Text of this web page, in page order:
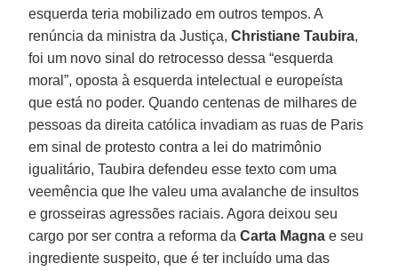
esquerda teria mobilizado em outros tempos. A
renúncia da ministra da Justiça,Christiane Taubira,
foi um novo sinal do retrocesso dessa “esquerda
moral”, oposta à esquerda intelectual e europeísta
que está no poder. Quando centenas de milhares de
pessoas da direita católica invadiam as ruas de Paris
em sinal de protesto contra a lei do matrimônio
igualitário, Taubira defendeu esse texto com uma
veemência que lhe valeu uma avalanche de insultos
e grosseiras agressões raciais. Agora deixou seu
cargo por ser contra a reforma daCarta Magna e seu
ingrediente suspeito, que é ter incluído uma das